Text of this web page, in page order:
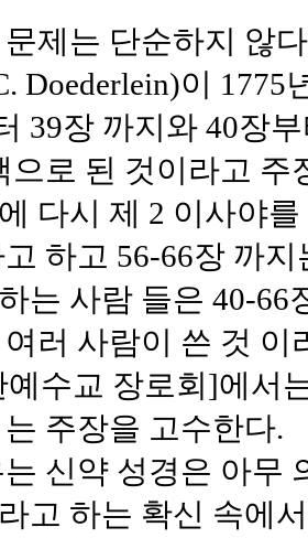
제는 단순하지 않
Doederlein)이
39장 까지와 40장
으로 된 것이라고 주
다시 제 2 이사야
하고 56-66장 까
는 사람 들은 40-
러 사람이 쓴 것 이
수교 장로회]에서
주장을 고수한다.
신약 성경은 아무
고 하는 확신 속에